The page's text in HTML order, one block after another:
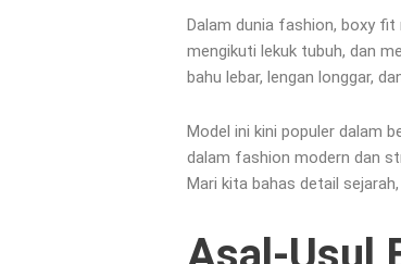
Dalam dunia fashion, boxy
mengikuti lekuk tubuh, dan
bahu lebar, lengan longgar,
Model ini kini populer dalam
dalam fashion modern dan
Mari kita bahas detail